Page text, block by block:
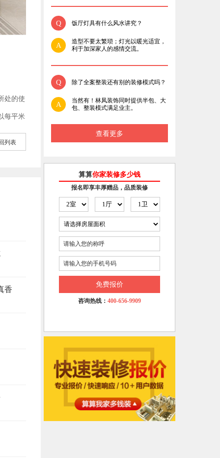
处的使
每平米
列表
香
Q 饭厅灯具有什么风水讲究？
A
造型不要太繁琐；灯光以暖光适宜，
利于加深家人的感情交流。
Q 除了全案整装还有别的装修模式吗？
A
当然有！林凤装饰同时提供半包、大
包、整装模式满足业主。
查看更多
算算你家装修多少钱
报名即享丰厚赠品，品质装修
免费报价
咨询热线： 400-656-9909